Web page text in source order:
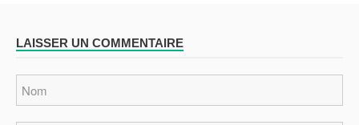
LAISSER UN COMMENTAIRE